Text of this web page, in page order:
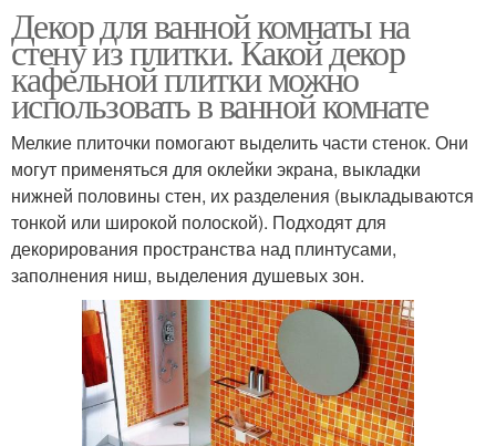
Декор для ванной комнаты на
стену из плитки. Какой декор
кафельной плитки можно
использовать в ванной комнате
Мелкие плиточки помогают выделить части стенок. Они
могут применяться для оклейки экрана, выкладки
нижней половины стен, их разделения (выкладываются
тонкой или широкой полоской). Подходят для
декорирования пространства над плинтусами,
заполнения ниш, выделения душевых зон.